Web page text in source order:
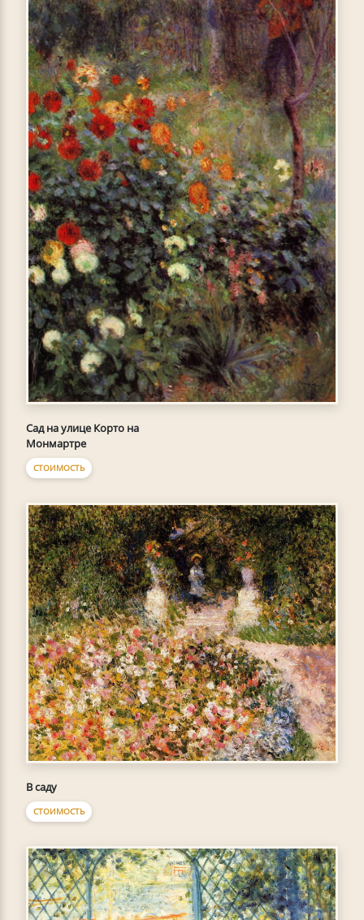
Сад на улице Корто на
Монмартре
СТОИМОСТЬ
В саду
СТОИМОСТЬ